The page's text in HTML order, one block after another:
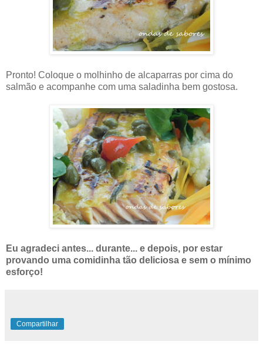
Pronto! Coloque o molhinho de alcaparras por cima do
salmão e acompanhe com uma saladinha bem gostosa.
Eu agradeci antes... durante... e depois, por estar
provando uma comidinha tão deliciosa e sem o mínimo
esforço!
Compartilhar